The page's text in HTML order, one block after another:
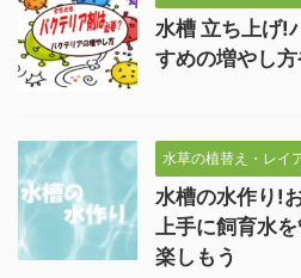
水槽 立ち上げ!
すめの増やし
水草の植替え・レイ
水槽の水作り!
上手に飼育水
楽しもう